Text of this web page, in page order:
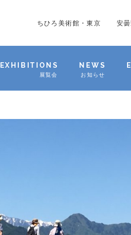
ちひろ美術館・東京 安
EXHIBITIONS
展覧会
NEWS
お知らせ